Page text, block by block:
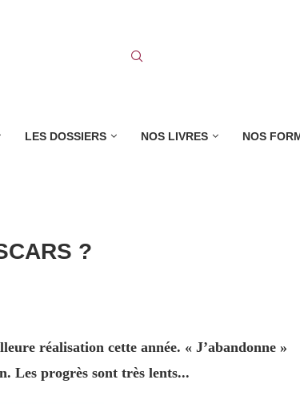
LES DOSSIERS NOS LIVRES NOS
?
réalisation cette année. « J’abandonne »
Les progrès sont très lents...